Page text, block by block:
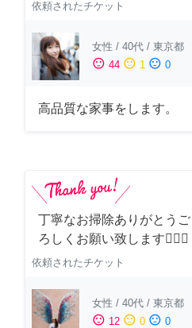
依頼されたチケット
女性 / 40代 / 東京都
sentiment_satisfied 44 sentiment_neutral 1 sentiment_dissatisfied 0
高品質な家事をします。
丁寧なお掃除ありがとう
ろしくお願い致します🙆‍♀️✨
依頼されたチケット
女性 / 40代 / 東京都
sentiment_satisfied 12 sentiment_neutral 0 sentiment_dissatisfied 0